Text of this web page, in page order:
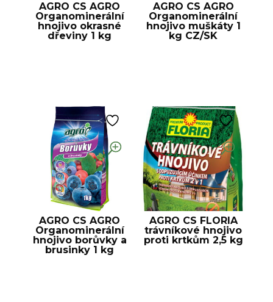
AGRO CS AGRO
Organominerální
hnojivo okrasné
dřeviny 1 kg
AGRO CS AGRO
Organominerální
hnojivo muškáty 1
kg CZ/SK
AGRO CS AGRO
Organominerální
hnojivo borůvky a
brusinky 1 kg
AGRO CS FLORIA
trávníkové hnojivo
proti krtkům 2,5 kg